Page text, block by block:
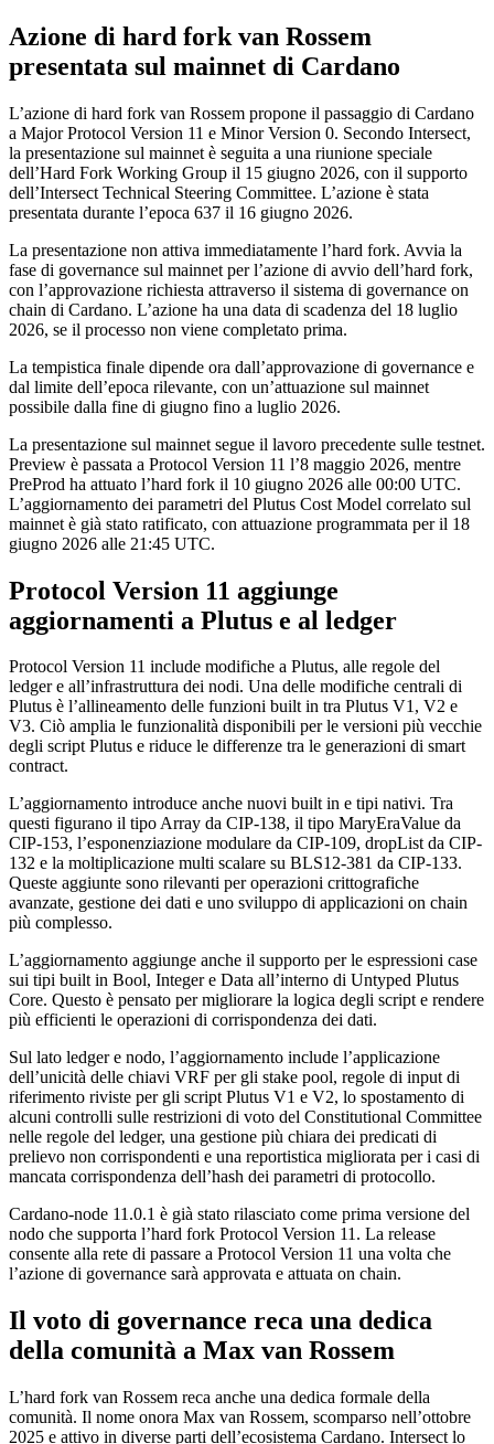
Azione di hard fork van Rossem
presentata sul mainnet di Cardano
L’azione di hard fork van Rossem propone il passaggio di Cardano
a Major Protocol Version 11 e Minor Version 0. Secondo Intersect,
la presentazione sul mainnet è seguita a una riunione speciale
dell’Hard Fork Working Group il 15 giugno 2026, con il supporto
dell’Intersect Technical Steering Committee. L’azione è stata
presentata durante l’epoca 637 il 16 giugno 2026.
La presentazione non attiva immediatamente l’hard fork. Avvia la
fase di governance sul mainnet per l’azione di avvio dell’hard fork,
con l’approvazione richiesta attraverso il sistema di governance on
chain di Cardano. L’azione ha una data di scadenza del 18 luglio
2026, se il processo non viene completato prima.
La tempistica finale dipende ora dall’approvazione di governance e
dal limite dell’epoca rilevante, con un’attuazione sul mainnet
possibile dalla fine di giugno fino a luglio 2026.
La presentazione sul mainnet segue il lavoro precedente sulle testnet.
Preview è passata a Protocol Version 11 l’8 maggio 2026, mentre
PreProd ha attuato l’hard fork il 10 giugno 2026 alle 00:00 UTC.
L’aggiornamento dei parametri del Plutus Cost Model correlato sul
mainnet è già stato ratificato, con attuazione programmata per il 18
giugno 2026 alle 21:45 UTC.
Protocol Version 11 aggiunge
aggiornamenti a Plutus e al ledger
Protocol Version 11 include modifiche a Plutus, alle regole del
ledger e all’infrastruttura dei nodi. Una delle modifiche centrali di
Plutus è l’allineamento delle funzioni built in tra Plutus V1, V2 e
V3. Ciò amplia le funzionalità disponibili per le versioni più vecchie
degli script Plutus e riduce le differenze tra le generazioni di smart
contract.
L’aggiornamento introduce anche nuovi built in e tipi nativi. Tra
questi figurano il tipo Array da CIP-138, il tipo MaryEraValue da
CIP-153, l’esponenziazione modulare da CIP-109, dropList da CIP-
132 e la moltiplicazione multi scalare su BLS12-381 da CIP-133.
Queste aggiunte sono rilevanti per operazioni crittografiche
avanzate, gestione dei dati e uno sviluppo di applicazioni on chain
più complesso.
L’aggiornamento aggiunge anche il supporto per le espressioni case
sui tipi built in Bool, Integer e Data all’interno di Untyped Plutus
Core. Questo è pensato per migliorare la logica degli script e rendere
più efficienti le operazioni di corrispondenza dei dati.
Sul lato ledger e nodo, l’aggiornamento include l’applicazione
dell’unicità delle chiavi VRF per gli stake pool, regole di input di
riferimento riviste per gli script Plutus V1 e V2, lo spostamento di
alcuni controlli sulle restrizioni di voto del Constitutional Committee
nelle regole del ledger, una gestione più chiara dei predicati di
prelievo non corrispondenti e una reportistica migliorata per i casi di
mancata corrispondenza dell’hash dei parametri di protocollo.
Cardano-node 11.0.1 è già stato rilasciato come prima versione del
nodo che supporta l’hard fork Protocol Version 11. La release
consente alla rete di passare a Protocol Version 11 una volta che
l’azione di governance sarà approvata e attuata on chain.
Il voto di governance reca una dedica
della comunità a Max van Rossem
L’hard fork van Rossem reca anche una dedica formale della
comunità. Il nome onora Max van Rossem, scomparso nell’ottobre
2025 e attivo in diverse parti dell’ecosistema Cardano. Intersect lo